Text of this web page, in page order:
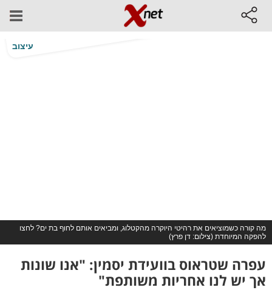
עיצוב
מה קורה כשמוציאים את רהיטי היוקרה מהקטלוג, ומביאים אותם לחוף בת ים? לחצו
להפקה המיוחדת (צילום: דן פרץ)
עפרה שטראוס בוועידת יסמין: "אנו שונות
אך יש לנו אחריות משותפת"